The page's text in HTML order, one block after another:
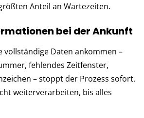
Anteil an Wartezeiten.
bei der Ankunft
vollständige Daten ankommen –
fehlendes Zeitfenster,
– stoppt der Prozess sofort.
weiterverarbeiten, bis alles